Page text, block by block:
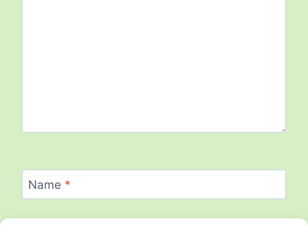
Name *